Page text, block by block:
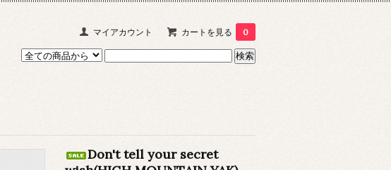
マイアカウント カートを見る 0
Don't tell your secret